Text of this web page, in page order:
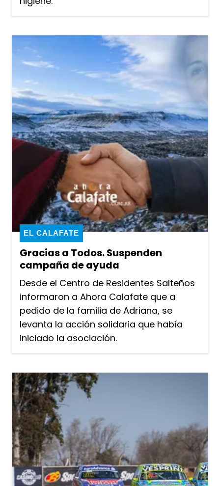
Gracias a Todos. Suspenden
campaña de ayuda
EL CALAFATE
Desde el Centro de Residentes Salteños
informaron a Ahora Calafate que a
pedido de la familia de Adriana, se
levanta la acción solidaria que había
iniciado la asociación.